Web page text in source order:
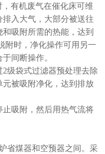
，有机废气在催化床可维
入大气，大部分被送往
吸附所需的热能，达到
附时，净化操作可用另一
间断操作。
级袋式过滤器预处理去除
被吸附净化，达到排放
吸附，然后用热气流将
省煤器和空预器之间。采